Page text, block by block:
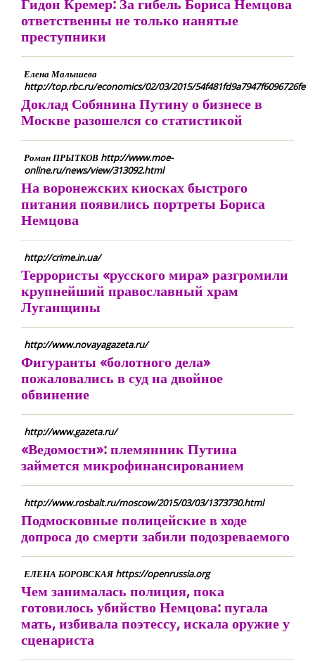
Гидон Кремер: За гибель Бориса Немцова
ответственны не только нанятые
преступники
Елена Малышева
http://top.rbc.ru/economics/02/03/2015/54f481fd9a7947f6096726fe
Доклад Собянина Путину о бизнесе в
Москве разошелся со статистикой
Роман ПРЫТКОВ http://www.moe-
online.ru/news/view/313092.html
На воронежских киосках быстрого
питания появились портреты Бориса
Немцова
http://crime.in.ua/
Террористы «русского мира» разгромили
крупнейший православный храм
Луганщины
http://www.novayagazeta.ru/
Фигуранты «болотного дела»
пожаловались в суд на двойное
обвинение
http://www.gazeta.ru/
«Ведомости»: племянник Путина
займется микрофинансированием
http://www.rosbalt.ru/moscow/2015/03/03/1373730.html
Подмосковные полицейские в ходе
допроса до смерти забили подозреваемого
ЕЛЕНА БОРОВСКАЯ https://openrussia.org
Чем занималась полиция, пока
готовилось убийство Немцова: пугала
мать, избивала поэтессу, искала оружие у
сценариста